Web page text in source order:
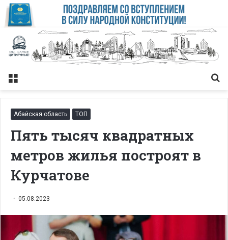
Меню
Абайская область ТОП
Пять тысяч квадратных
метров жилья построят в
Курчатове
05.08.2023